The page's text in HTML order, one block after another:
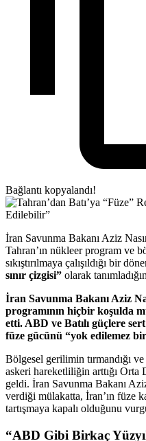
Bağlantı kopyalandı!
İran Savunma Bakanı Aziz
Tahran’ın nükleer program ve
sıkıştırılmaya çalışıldığı bir
sınır çizgisi” olarak
İran Savunma Bakanı Aziz
programının hiçbir koşulda
etti. ABD ve Batılı güçlere
füze gücünü “yok edilemez
Bölgesel gerilimin tırmandığı
askeri hareketliliğin arttığı Orta
geldi. İran Savunma Bakanı
verdiği mülakatta, İran’ın füze
tartışmaya kapalı olduğunu
“ABD Gibi Birkaç